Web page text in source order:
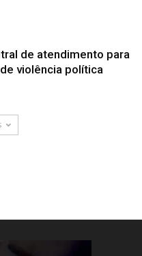
de atendimento para
violência política